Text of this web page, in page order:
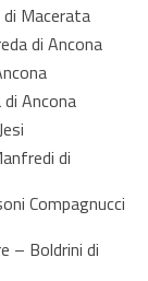
Macerata
di Ancona
Ancona
di
Compagnucci
– Boldrini di